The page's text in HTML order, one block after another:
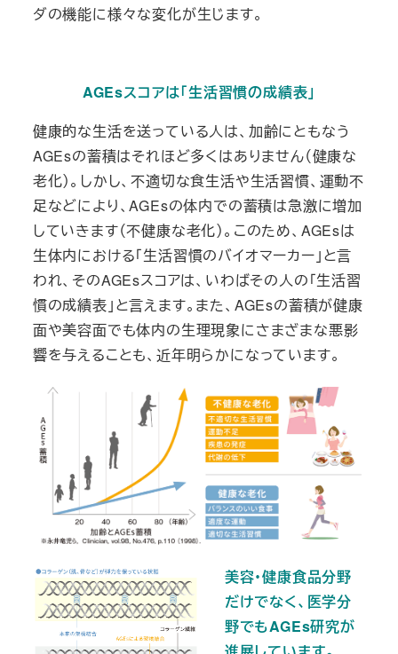
ダの機能に様々な変化が生じます。
AGEsスコアは「生活習慣の成績表」
健康的な生活を送っている人は、加齢にともなう
AGEsの蓄積はそれほど多くはありません（健康な
老化）。しかし、不適切な食生活や生活習慣、運動不
足などにより、AGEsの体内での蓄積は急激に増加
していきます（不健康な老化）。このため、AGEsは
生体内における「生活習慣のバイオマーカー」と言
われ、そのAGEsスコアは、いわばその人の「生活習
慣の成績表」と言えます。また、AGEsの蓄積が健康
面や美容面でも体内の生理現象にさまざまな悪影
響を与えることも、近年明らかになっています。
美容・健康食品分野
だけでなく、医学分
野でもAGEs研究が